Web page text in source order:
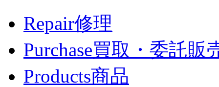
Repair修理
Purchase買取・委託販
Products商品